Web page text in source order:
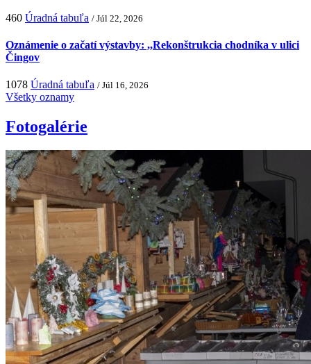
460 Úradná tabuľa / Júl 22, 2026
Oznámenie o začatí výstavby: ,,Rekonštrukcia chodníka v ulici
Čingov
1078 Úradná tabuľa / Júl 16, 2026
Všetky oznamy
Fotogalérie